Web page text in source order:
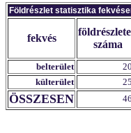
Földrészlet statisztika
fekvés
száma
belterület
külterület
ÖSSZESEN